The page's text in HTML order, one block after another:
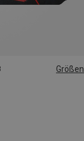
Größen